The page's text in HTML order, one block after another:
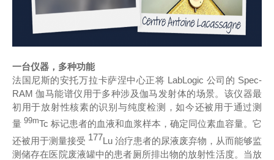
一台仪器，多种功能
法国尼斯的安托万拉卡萨涅中心正将 LabLogic 公司的 Spec-
RAM 伽马能谱仪用于多种涉及伽马发射体的场景。该仪器最
初用于放射性核素的识别与纯度检测，如今还被用于通过测
量 99mTc 标记患者的血液和血浆样本，确定同位素血容量。它
还被用于测量接受 177Lu 治疗患者的尿液废弃物，从而能够监
测储存在医院废液罐中的患者厕所排出物的放射性活度。当放